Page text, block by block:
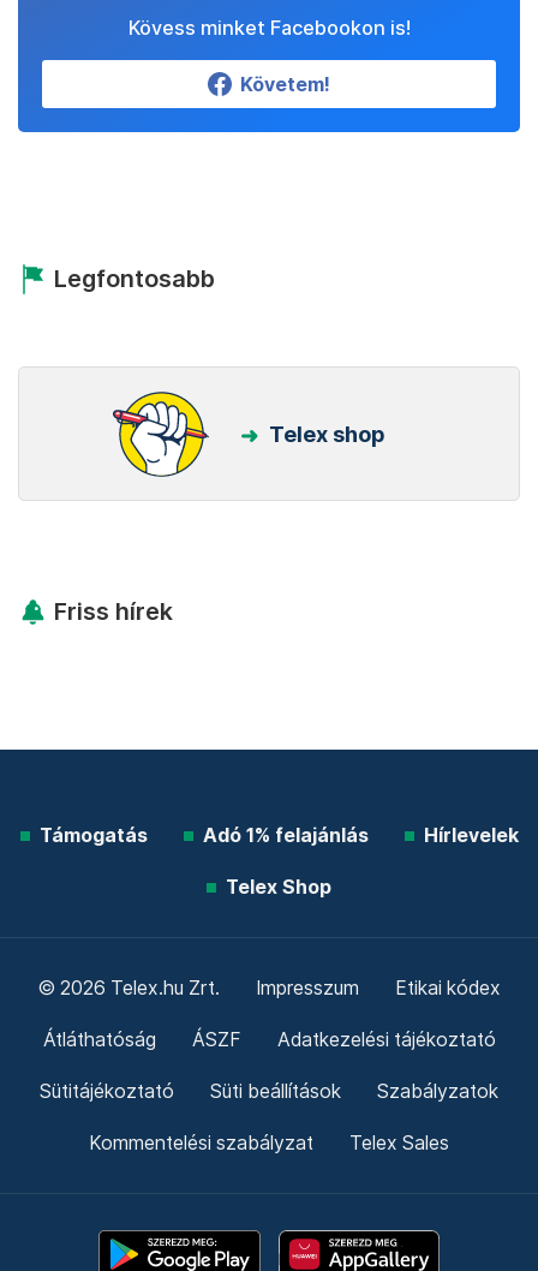
Kövess minket Facebookon is!
Követem!
Legfontosabb
Telex shop
Friss hírek
Támogatás Adó 1% felajánlás Hírlevelek
Telex Shop
© 2026 Telex.hu Zrt. Impresszum Etikai kódex
Átláthatóság ÁSZF Adatkezelési tájékoztató
Sütitájékoztató Süti beállítások Szabályzatok
Kommentelési szabályzat Telex Sales